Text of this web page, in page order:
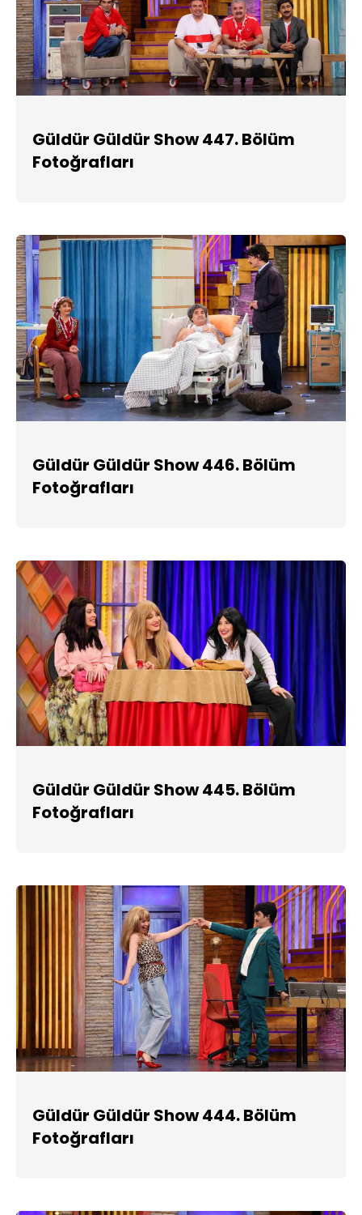
Güldür Güldür Show 447. Bölüm
Fotoğrafları
Güldür Güldür Show 446. Bölüm
Fotoğrafları
Güldür Güldür Show 445. Bölüm
Fotoğrafları
Güldür Güldür Show 444. Bölüm
Fotoğrafları